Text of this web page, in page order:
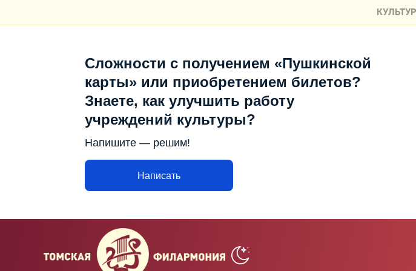
Сложности с получением «Пушкинской
карты» или приобретением билетов?
Знаете, как улучшить работу
учреждений культуры?
Напишите — решим!
Написать